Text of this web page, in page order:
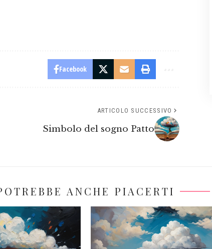
Facebook
ARTICOLO SUCCESSIVO
Simbolo del sogno Patto
ANCHE PIACERTI